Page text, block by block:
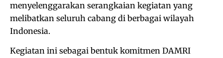
menyelenggarakan serangkaian kegiatan yang
melibatkan seluruh cabang di berbagai wilayah
Indonesia.
Kegiatan ini sebagai bentuk komitmen DAMRI